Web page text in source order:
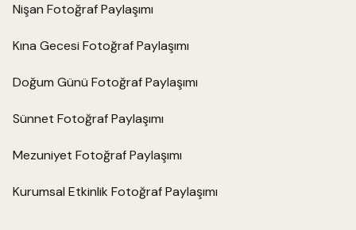
Nişan Fotoğraf Paylaşımı
Kına Gecesi Fotoğraf Paylaşımı
Doğum Günü Fotoğraf Paylaşımı
Sünnet Fotoğraf Paylaşımı
Mezuniyet Fotoğraf Paylaşımı
Kurumsal Etkinlik Fotoğraf Paylaşımı